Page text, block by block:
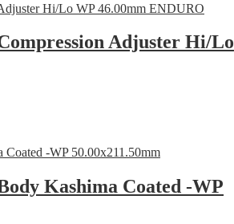
Adjuster Hi/Lo
Kashima Coated -WP